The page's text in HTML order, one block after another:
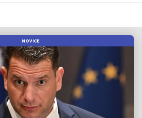
NOVICE